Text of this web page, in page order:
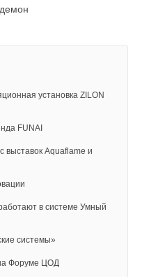
установка ZILON
FUNAI
выставок Aquaflame и
в системе Умный
системы»
Форуме ЦОД